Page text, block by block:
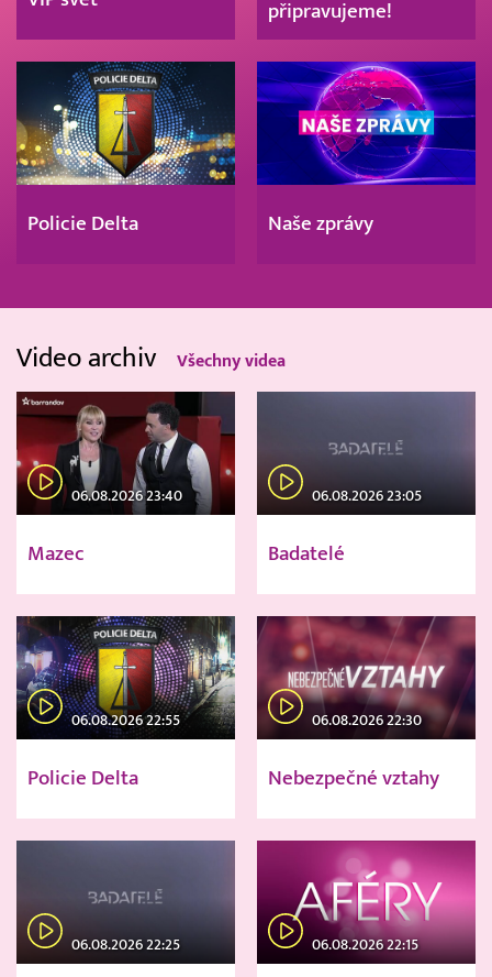
připravujeme!
Policie Delta Naše zprávy
Video archiv Všechny videa
06.08.2026 23:40
Mazec
06.08.2026 23:05
Badatelé
06.08.2026 22:55
Policie Delta
06.08.2026 22:30
Nebezpečné vztahy
06.08.2026 22:25 06.08.2026 22:15